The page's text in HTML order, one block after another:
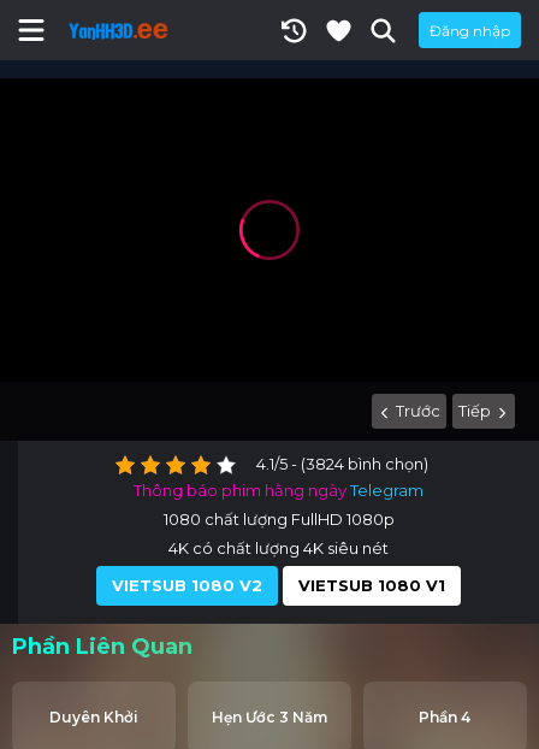
Đăng nhập
Trước Tiếp
4.1/5 - (3824 bình chọn)
Thông báo phim hằng ngàyTelegram
1080 chất lượng FullHD 1080p
4K có chất lượng 4K siêu nét
VIETSUB 1080 V2
VIETSUB 1080 V1
Phần Liên Quan
Duyên Khởi Hẹn Ước 3 Năm Phần 4